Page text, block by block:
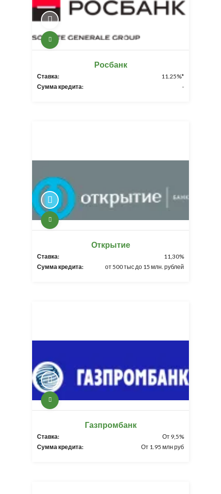
Росбанк
Ставка:
11.25%*
Сумма кредита:
-
Открытие
Ставка:
11,30%
Сумма кредита:
от 500 тыс до 15 млн. рублей
Газпромбанк
Ставка:
От 9,5%
Сумма кредита:
От 1.95 млн руб